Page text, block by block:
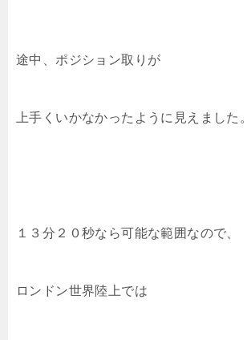
途中、ポジション取りが
上手くいかなかったように見えました。
１３分２０秒なら可能な範囲なので、
ロンドン世界陸上では